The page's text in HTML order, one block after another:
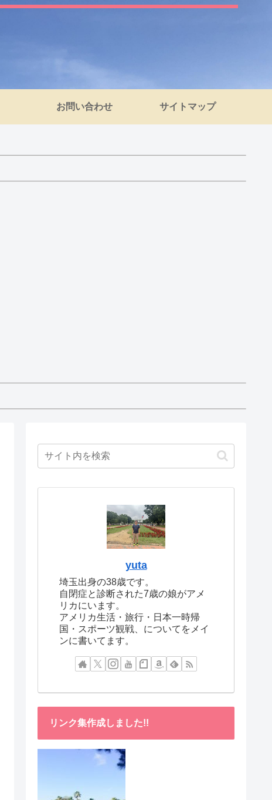
お問い合わせ サイトマップ
yuta
埼玉出身の38歳です。
自閉症と診断された7歳の娘がアメ
リカにいます。
アメリカ生活・旅行・日本一時帰
国・スポーツ観戦、についてをメイ
ンに書いてます。
リンク集作成しました!!